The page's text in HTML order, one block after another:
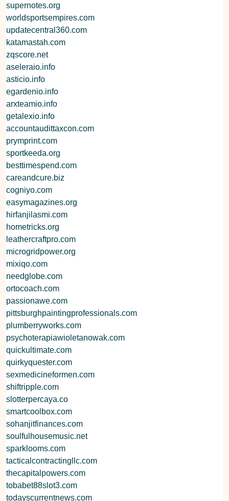
supernotes.org
worldsportsempires.com
updatecentral360.com
katamastah.com
zqscore.net
aseleraio.info
asticio.info
egardenio.info
arxteamio.info
getalexio.info
accountaudittaxcon.com
prymprint.com
sportkeeda.org
besttimespend.com
careandcure.biz
cogniyo.com
easymagazines.org
hirfanjilasmi.com
hometricks.org
leathercraftpro.com
microgridpower.org
mixiqo.com
needglobe.com
ortocoach.com
passionawe.com
pittsburghpaintingprofessionals.com
plumberryworks.com
psychoterapiawioletanowak.com
quickultimate.com
quirkyquester.com
sexmedicineformen.com
shiftripple.com
slotterpercaya.co
smartcoolbox.com
sohanjitfinances.com
soulfulhousemusic.net
sparklooms.com
tacticalcontractingllc.com
thecapitalpowers.com
tobabet88slot3.com
todayscurrentnews.com